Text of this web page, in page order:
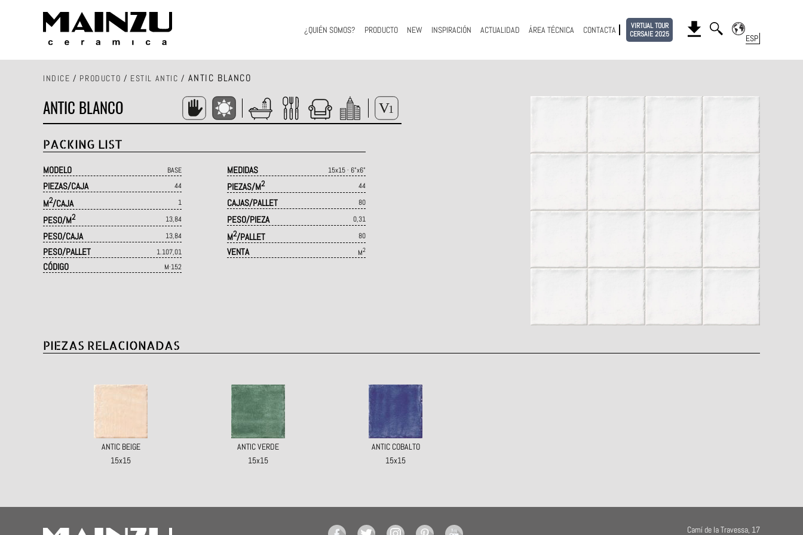
¿QUIÉN SOMOS? PRODUCTO NEW INSPIRACIÓN ACTUALIDAD ÁREA TÉCNICA CONTACTA
VIRTUAL TOUR
CERSAIE 2025
INDICE / PRODUCTO / ESTIL ANTIC / ANTIC BLANCO
ANTIC BLANCO
PACKING LIST
MODELO BASE MEDIDAS 15x15 · 6"x6"
PIEZAS/CAJA 44 PIEZAS/M2 44
M2/CAJA 1 CAJAS/PALLET 80
PESO/M2 13,84 PESO/PIEZA 0,31
PESO/CAJA 13,84 M2/PALLET 80
PESO/PALLET 1.107,01 VENTA M2
CÓDIGO M·152
PIEZAS RELACIONADAS
ANTIC BEIGE
15x15
ANTIC VERDE
15x15
ANTIC COBALTO
15x15
Camí de la Travessa, 17